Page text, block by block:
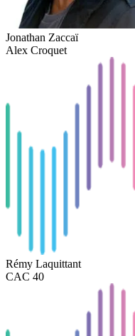
Jonathan Zaccaï
Alex Croquet
Rémy Laquittant
CAC 40